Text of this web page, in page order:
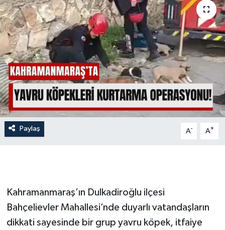
Paylaş A- A+
Kahramanmaraş’ın Dulkadiroğlu ilçesi
Bahçelievler Mahallesi’nde duyarlı vatandaşların
dikkati sayesinde bir grup yavru köpek, itfaiye
EĞİTİM
İLÇE HABERLERİ
KÜLTÜR-SANAT
KSÜ
DÜNYA
KADIN-AİLE
YEREL YÖNETİM
Haber Arşivi